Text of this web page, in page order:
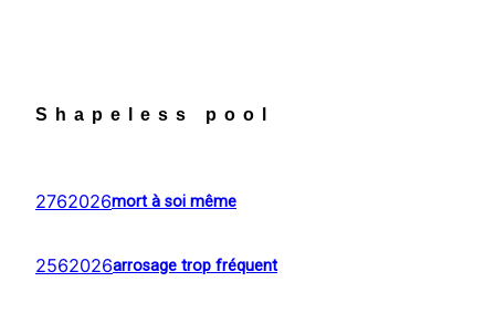
Shapeless pool
2762026mort à soi même
2562026arrosage trop fréquent